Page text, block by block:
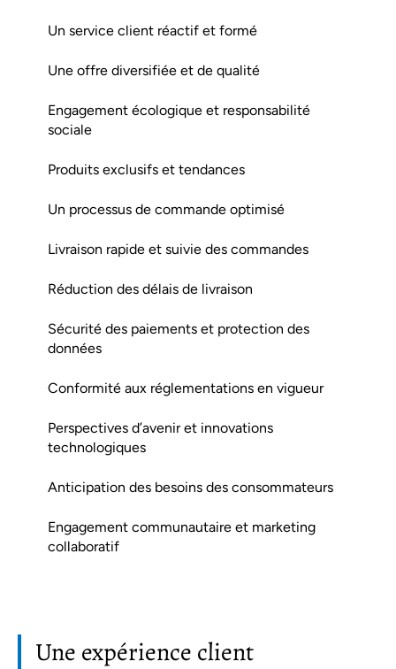
Un service client réactif et formé
Une offre diversifiée et de qualité
Engagement écologique et responsabilité
sociale
Produits exclusifs et tendances
Un processus de commande optimisé
Livraison rapide et suivie des commandes
Réduction des délais de livraison
Sécurité des paiements et protection des
données
Conformité aux réglementations en vigueur
Perspectives d’avenir et innovations
technologiques
Anticipation des besoins des consommateurs
Engagement communautaire et marketing
collaboratif
Une expérience client